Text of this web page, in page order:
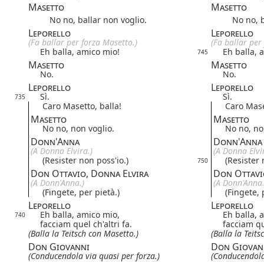
Masetto Masetto
No no, ballar non voglio. No no,
Leporello Leporello
(Fa ballar per forza Masetto.)
(Fa ballar
Eh balla, amico mio!
745 Eh balla,
Masetto Masetto
No. No.
Leporello Leporello
735 Sì.
Sì.
Caro Masetto, balla!
Caro
Masetto Masetto
No no, non voglio. No no,
Donn'Anna Donn'Anna
(A Donna Elvira.)
(A Donna
(Resister non poss'io.)
750 (Resister
Don Ottavio, Donna Elvira Don
(A Donn'Anna.)
(A
(Fingete, per pietà.)
(Fingete,
Leporello Leporello
740 Eh balla, amico mio,
Eh balla,
facciam quel ch'altri fa.
facciam
(Balla la Teitsch con Masetto.)
(Balla la
Don Giovanni Don
(Conducendola via quasi per forza.)